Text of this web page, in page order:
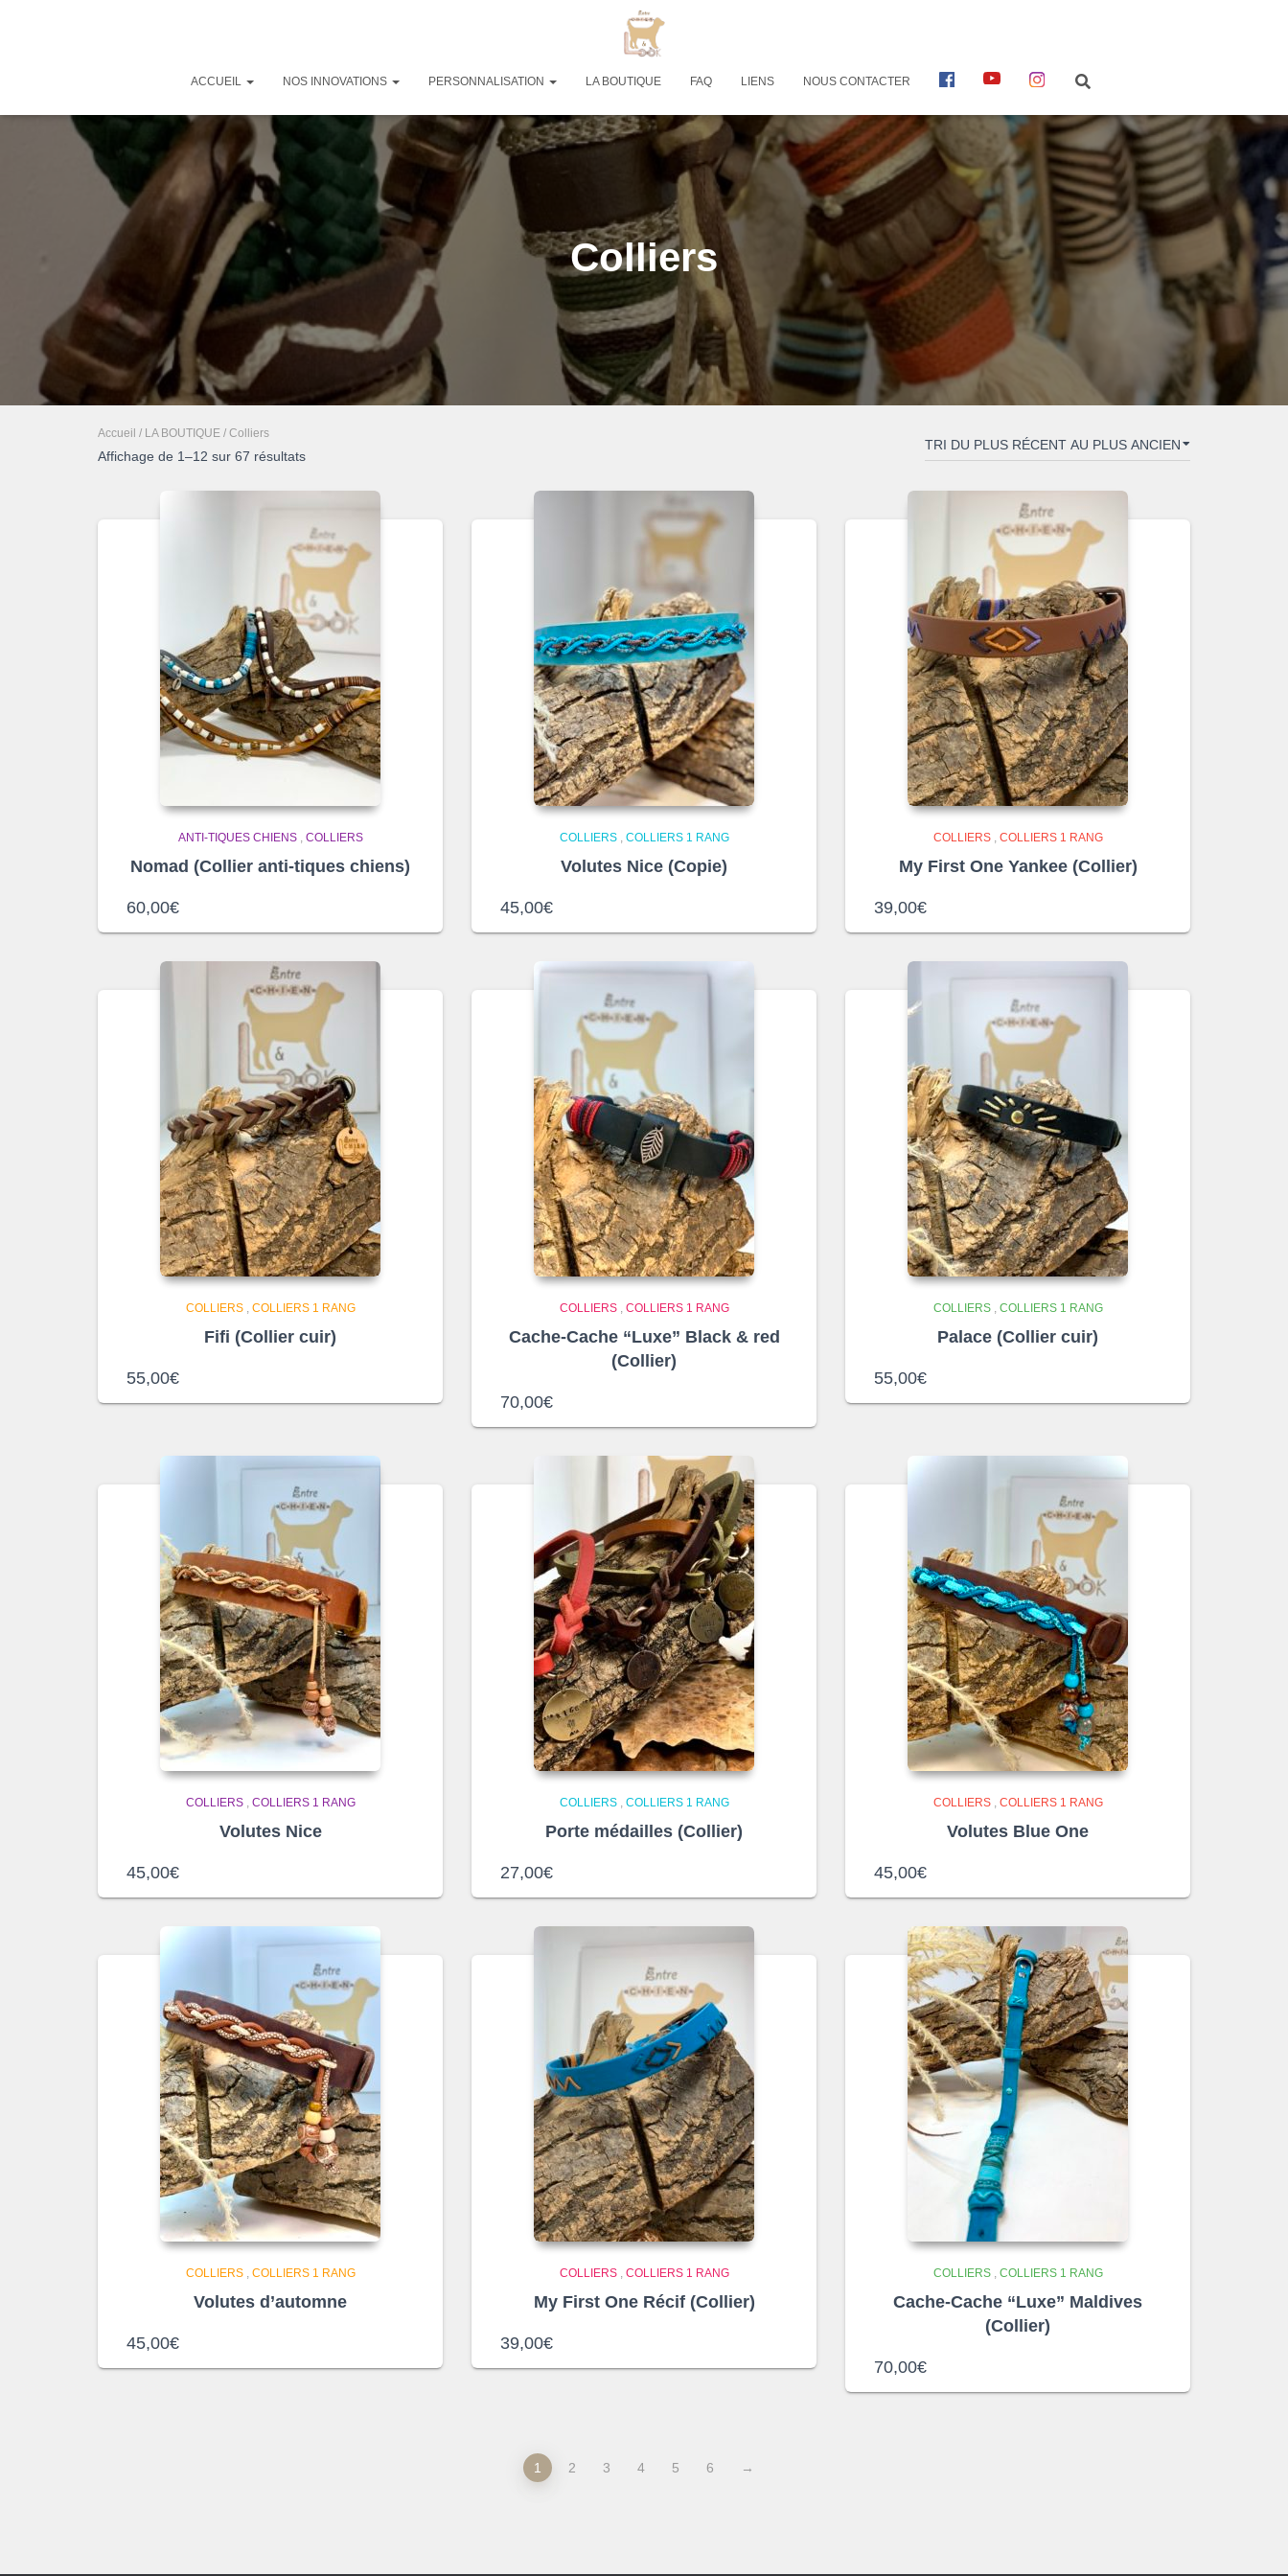
ACCUEIL NOS INNOVATIONS PERSONNALISATION LA BOUTIQUE FAQ LIENS NOUS CONTACTER FACEBOOKYOUTUBEINSTAGRAM
Colliers
Accueil / LA BOUTIQUE / Colliers
Affichage de 1–12 sur 67 résultats
ANTI-TIQUES CHIENS, COLLIERS
Nomad (Collier anti-tiques chiens)
60,00€
COLLIERS, COLLIERS 1 RANG
Volutes Nice (Copie)
45,00€
COLLIERS, COLLIERS 1 RANG
My First One Yankee (Collier)
39,00€
COLLIERS, COLLIERS 1 RANG
Fifi (Collier cuir)
55,00€
COLLIERS, COLLIERS 1 RANG
Cache-Cache “Luxe” Black & red
(Collier)
70,00€
COLLIERS, COLLIERS 1 RANG
Palace (Collier cuir)
55,00€
COLLIERS, COLLIERS 1 RANG
Volutes Nice
45,00€
COLLIERS, COLLIERS 1 RANG
Porte médailles (Collier)
27,00€
COLLIERS, COLLIERS 1 RANG
Volutes Blue One
45,00€
COLLIERS, COLLIERS 1 RANG
Volutes d’automne
45,00€
COLLIERS, COLLIERS 1 RANG
My First One Récif (Collier)
39,00€
COLLIERS, COLLIERS 1 RANG
Cache-Cache “Luxe” Maldives
(Collier)
70,00€
1 2 3 4 5 6 →